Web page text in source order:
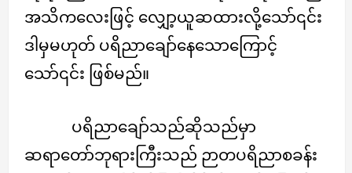
အသိကလေးဖြင့် လျှော့ယူဆထားလို့သော်၎င်း
ဒါမှမဟုတ် ပရိညာချော်နေသောကြောင့်
သော်၎င်း ဖြစ်မည်။
ပရိညာချော်သည်ဆိုသည်မှာ
ဆရာတော်ဘုရားကြီးသည် ဉာတပရိညာစခန်း